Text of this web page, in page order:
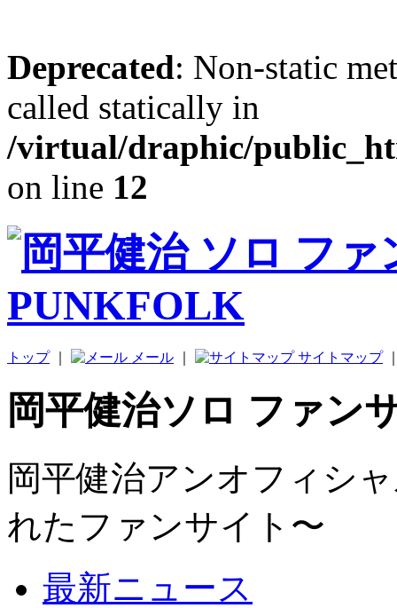
Deprecated: Non-static
called statically in
/virtual/draphic/
on line 12
トップ｜ メール サイトマップ
岡平健治ソロ ファン
岡平健治アンオフィシ
れたファンサイト〜
最新ニュース